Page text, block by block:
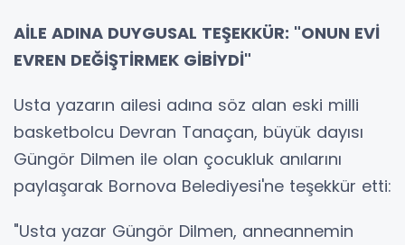
AİLE ADINA DUYGUSAL TEŞEKKÜR: "ONUN EVİ
EVREN DEĞİŞTİRMEK GİBİYDİ"
Usta yazarın ailesi adına söz alan eski milli
basketbolcu Devran Tanaçan, büyük dayısı
Güngör Dilmen ile olan çocukluk anılarını
paylaşarak Bornova Belediyesi'ne teşekkür etti:
"Usta yazar Güngör Dilmen, anneannemin